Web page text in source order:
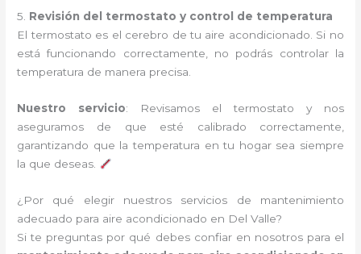
5. Revisión del termostato y control de temperatura
El termostato es el cerebro de tu aire acondicionado. Si no
está funcionando correctamente, no podrás controlar la
temperatura de manera precisa.
Nuestro servicio: Revisamos el termostato y nos
aseguramos de que esté calibrado correctamente,
garantizando que la temperatura en tu hogar sea siempre
la que deseas.
¿Por qué elegir nuestros servicios de mantenimiento
adecuado para aire acondicionado en Del Valle?
Si te preguntas por qué debes confiar en nosotros para el